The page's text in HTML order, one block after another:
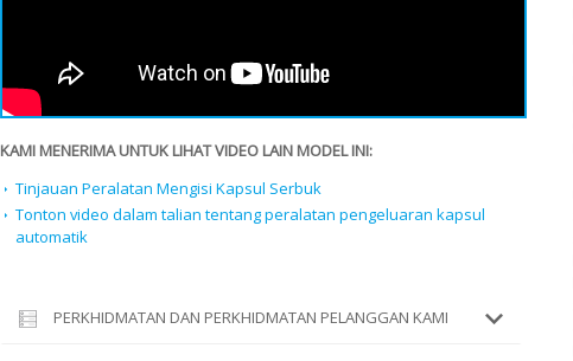
KAMI MENERIMA UNTUK LIHAT VIDEO LAIN MODEL INI:
Tinjauan Peralatan Mengisi Kapsul Serbuk
Tonton video dalam talian tentang peralatan pengeluaran kapsul
automatik
PERKHIDMATAN DAN PERKHIDMATAN PELANGGAN KAMI